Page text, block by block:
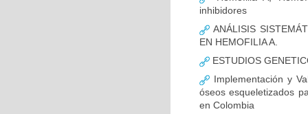
inhibidores
ANÁLISIS
EN HEMOFILIA A.
ESTUDIOS
Implementación y
óseos esqueletizados
en Colombia